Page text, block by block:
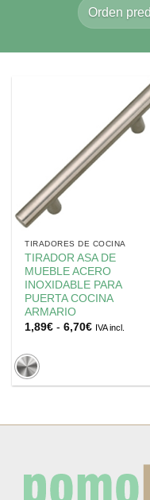
TIRADORES DE COCINA
TIRADOR ASA DE
MUEBLE ACERO
INOXIDABLE PARA
PUERTA COCINA
ARMARIO
1,89€ - 6,70€Rango
6,70€
IVA incl.